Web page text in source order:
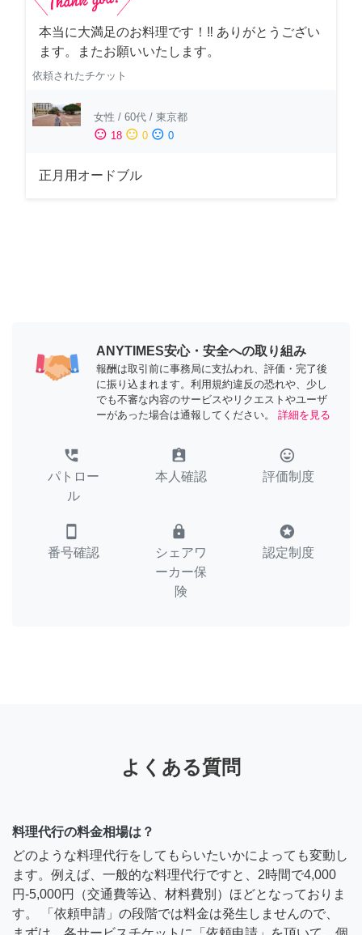
本当に大満足のお料理です！‼️ ありがとうござい
ます。またお願いいたします。
依頼されたチケット
女性 / 60代 / 東京都
sentiment_satisfied 18 sentiment_neutral 0 sentiment_dissatisfied 0
正月用オードブル
ANYTIMES安心・安全への取り組み
報酬は取引前に事務局に支払われ、評価・完了後
に振り込まれます。利用規約違反の恐れや、少し
でも不審な内容のサービスやリクエストやユーザ
ーがあった場合は通報してください。
詳細を見る
perm_phone_msg
パトロー
ル
assignment_ind
本人確認
tag_faces
評価制度
smartphone
番号確認
lock
シェアワ
ーカー保
険
stars
認定制度
よくある質問
料理代行の料金相場は？
どのような料理代行をしてもらいたいかによっても変動し
ます。例えば、一般的な料理代行ですと、2時間で4,000
円-5,000円（交通費等込、材料費別）ほどとなっておりま
す。 「依頼申請」の段階では料金は発生しませんので、